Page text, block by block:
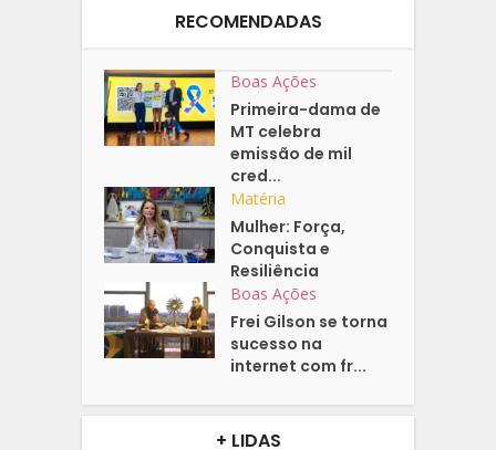
RECOMENDADAS
Boas Ações
Primeira-dama de
MT celebra
emissão de mil
cred...
Matéria
Mulher: Força,
Conquista e
Resiliência
Boas Ações
Frei Gilson se torna
sucesso na
internet com fr...
+ LIDAS